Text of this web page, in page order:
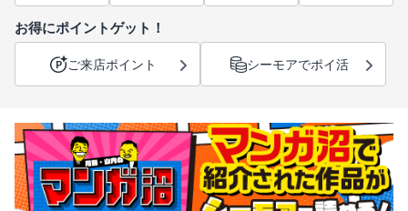
お得にポイントゲット！
ご来店ポイント シーモアでポイ活